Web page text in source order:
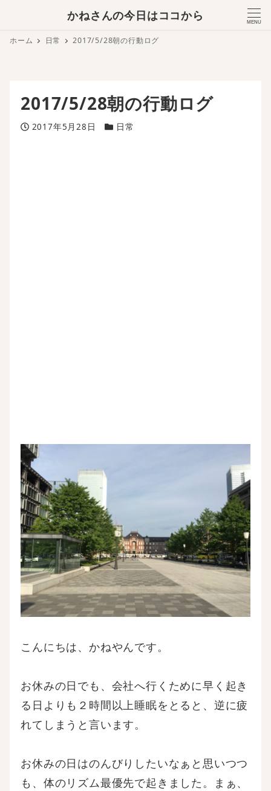
かねさんの今日はココから
MENU
ホーム 日常 2017/5/28朝の行動ログ
2017/5/28朝の行動ログ
投稿日
2017年5月28日 カテゴリー
日常
こんにちは、かねやんです。
お休みの日でも、会社へ行くために早く起き
る日よりも２時間以上睡眠をとると、逆に疲
れてしまうと言います。
お休みの日はのんびりしたいなぁと思いつつ
も、体のリズム最優先で起きました。まぁ、